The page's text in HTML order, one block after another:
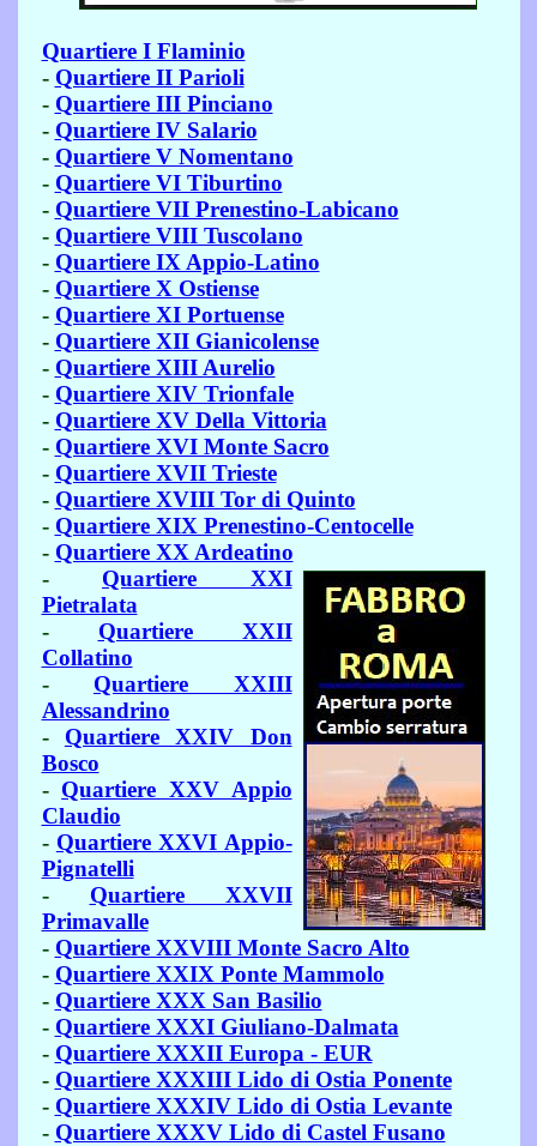
Quartiere I Flaminio
- Quartiere II Parioli
- Quartiere III Pinciano
- Quartiere IV Salario
- Quartiere V Nomentano
- Quartiere VI Tiburtino
- Quartiere VII Prenestino-Labicano
- Quartiere VIII Tuscolano
- Quartiere IX Appio-Latino
- Quartiere X Ostiense
- Quartiere XI Portuense
- Quartiere XII Gianicolense
- Quartiere XIII Aurelio
- Quartiere XIV Trionfale
- Quartiere XV Della Vittoria
- Quartiere XVI Monte Sacro
- Quartiere XVII Trieste
- Quartiere XVIII Tor di Quinto
- Quartiere XIX Prenestino-Centocelle
- Quartiere XX Ardeatino
- Quartiere XXI
Pietralata
- Quartiere XXII
Collatino
- Quartiere XXIII
Alessandrino
- Quartiere XXIV Don
Bosco
- Quartiere XXV Appio
Claudio
- Quartiere XXVI Appio-
Pignatelli
- Quartiere XXVII
Primavalle
- Quartiere XXVIII Monte Sacro Alto
- Quartiere XXIX Ponte Mammolo
- Quartiere XXX San Basilio
- Quartiere XXXI Giuliano-Dalmata
- Quartiere XXXII Europa - EUR
- Quartiere XXXIII Lido di Ostia Ponente
- Quartiere XXXIV Lido di Ostia Levante
- Quartiere XXXV Lido di Castel Fusano